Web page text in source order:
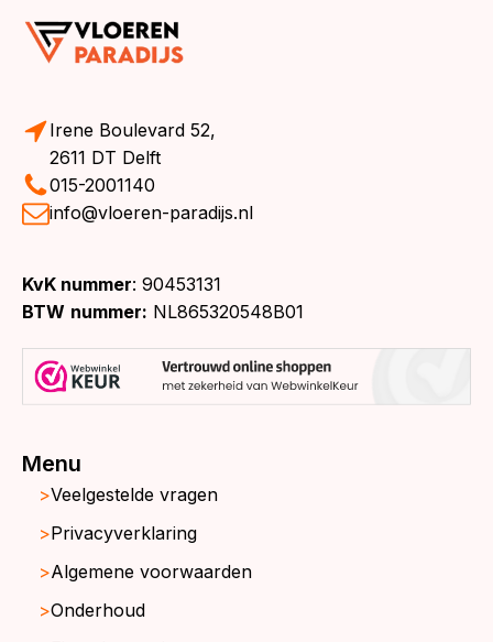
Irene Boulevard 52,
2611 DT Delft
015-2001140
info@vloeren-paradijs.nl
KvK nummer: 90453131
BTW nummer: NL865320548B01
Menu
Veelgestelde vragen
Privacyverklaring
Algemene voorwaarden
Onderhoud